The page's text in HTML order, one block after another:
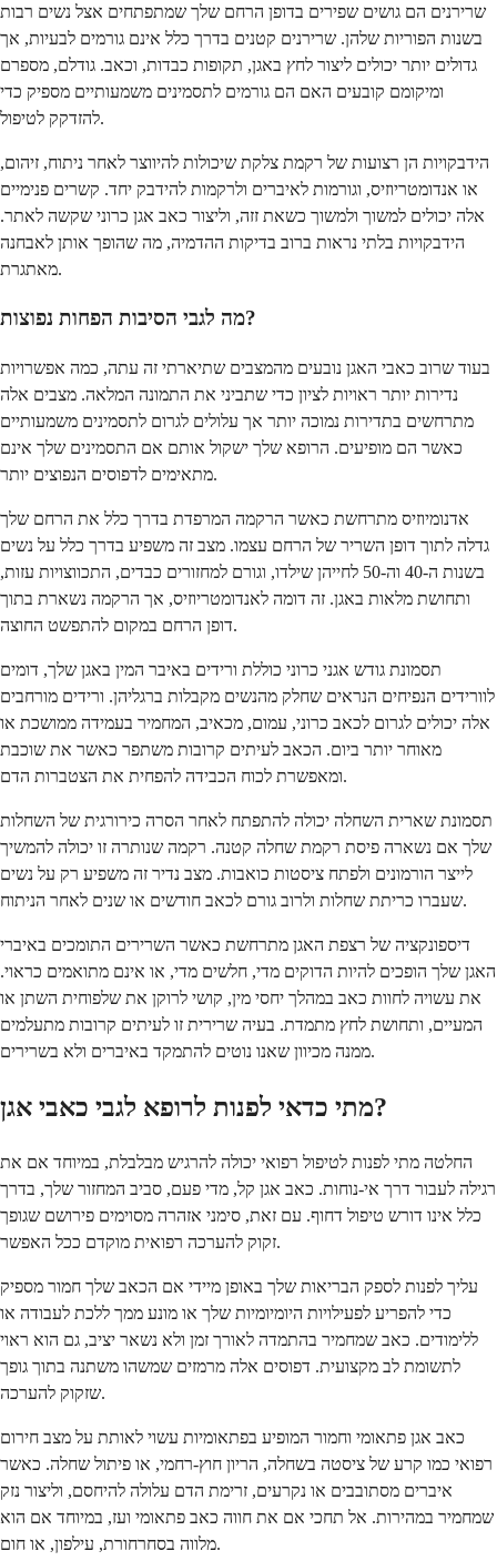
שרירנים הם גושים שפירים בדופן הרחם שלך שמתפתחים אצל נשים רבות
בשנות הפוריות שלהן. שרירנים קטנים בדרך כלל אינם גורמים לבעיות, אך
גדולים יותר יכולים ליצור לחץ באגן, תקופות כבדות, וכאב. גודלם, מספרם
ומיקומם קובעים האם הם גורמים לתסמינים משמעותיים מספיק כדי
להזדקק לטיפול.
הידבקויות הן רצועות של רקמת צלקת שיכולות להיווצר לאחר ניתוח, זיהום,
או אנדומטריוזיס, וגורמות לאיברים ולרקמות להידבק יחד. קשרים פנימיים
אלה יכולים למשוך ולמשוך כשאת זזה, וליצור כאב אגן כרוני שקשה לאתר.
הידבקויות בלתי נראות ברוב בדיקות ההדמיה, מה שהופך אותן לאבחנה
מאתגרת.
מה לגבי הסיבות הפחות נפוצות?
בעוד שרוב כאבי האגן נובעים מהמצבים שתיארתי זה עתה, כמה אפשרויות
נדירות יותר ראויות לציון כדי שתביני את התמונה המלאה. מצבים אלה
מתרחשים בתדירות נמוכה יותר אך עלולים לגרום לתסמינים משמעותיים
כאשר הם מופיעים. הרופא שלך ישקול אותם אם התסמינים שלך אינם
מתאימים לדפוסים הנפוצים יותר.
אדנומיוזיס מתרחשת כאשר הרקמה המרפדת בדרך כלל את הרחם שלך
גדלה לתוך דופן השריר של הרחם עצמו. מצב זה משפיע בדרך כלל על נשים
בשנות ה-40 וה-50 לחייהן שילדו, וגורם למחזורים כבדים, התכווצויות עזות,
ותחושת מלאות באגן. זה דומה לאנדומטריוזיס, אך הרקמה נשארת בתוך
דופן הרחם במקום להתפשט החוצה.
תסמונת גודש אגני כרוני כוללת ורידים באיבר המין באגן שלך, דומים
לוורידים הנפיחים הנראים שחלק מהנשים מקבלות ברגליהן. ורידים מורחבים
אלה יכולים לגרום לכאב כרוני, עמום, מכאיב, המחמיר בעמידה ממושכת או
מאוחר יותר ביום. הכאב לעיתים קרובות משתפר כאשר את שוכבת
ומאפשרת לכוח הכבידה להפחית את הצטברות הדם.
תסמונת שארית השחלה יכולה להתפתח לאחר הסרה כירורגית של השחלות
שלך אם נשארה פיסת רקמת שחלה קטנה. רקמה שנותרה זו יכולה להמשיך
לייצר הורמונים ולפתח ציסטות כואבות. מצב נדיר זה משפיע רק על נשים
שעברו כריתת שחלות ולרוב גורם לכאב חודשים או שנים לאחר הניתוח.
דיספונקציה של רצפת האגן מתרחשת כאשר השרירים התומכים באיברי
האגן שלך הופכים להיות הדוקים מדי, חלשים מדי, או אינם מתואמים כראוי.
את עשויה לחוות כאב במהלך יחסי מין, קושי לרוקן את שלפוחית השתן או
המעיים, ותחושת לחץ מתמדת. בעיה שרירית זו לעיתים קרובות מתעלמים
ממנה מכיוון שאנו נוטים להתמקד באיברים ולא בשרירים.
מתי כדאי לפנות לרופא לגבי כאבי אגן?
החלטה מתי לפנות לטיפול רפואי יכולה להרגיש מבלבלת, במיוחד אם את
רגילה לעבור דרך אי-נוחות. כאב אגן קל, מדי פעם, סביב המחזור שלך, בדרך
כלל אינו דורש טיפול דחוף. עם זאת, סימני אזהרה מסוימים פירושם שגופך
זקוק להערכה רפואית מוקדם ככל האפשר.
עליך לפנות לספק הבריאות שלך באופן מיידי אם הכאב שלך חמור מספיק
כדי להפריע לפעילויות היומיומיות שלך או מונע ממך ללכת לעבודה או
ללימודים. כאב שמחמיר בהתמדה לאורך זמן ולא נשאר יציב, גם הוא ראוי
לתשומת לב מקצועית. דפוסים אלה מרמזים שמשהו משתנה בתוך גופך
שזקוק להערכה.
כאב אגן פתאומי וחמור המופיע בפתאומיות עשוי לאותת על מצב חירום
רפואי כמו קרע של ציסטה בשחלה, הריון חוץ-רחמי, או פיתול שחלה. כאשר
איברים מסתובבים או נקרעים, זרימת הדם עלולה להיחסם, וליצור נזק
שמחמיר במהירות. אל תחכי אם את חווה כאב פתאומי ועז, במיוחד אם הוא
מלווה בסחרחורת, עילפון, או חום.